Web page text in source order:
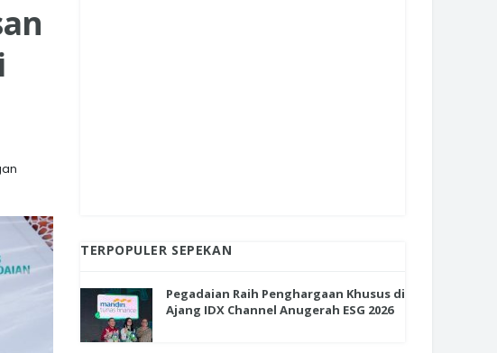
TERPOPULER SEPEKAN
Pegadaian Raih Penghargaan Khusus di
Ajang IDX Channel Anugerah ESG 2026